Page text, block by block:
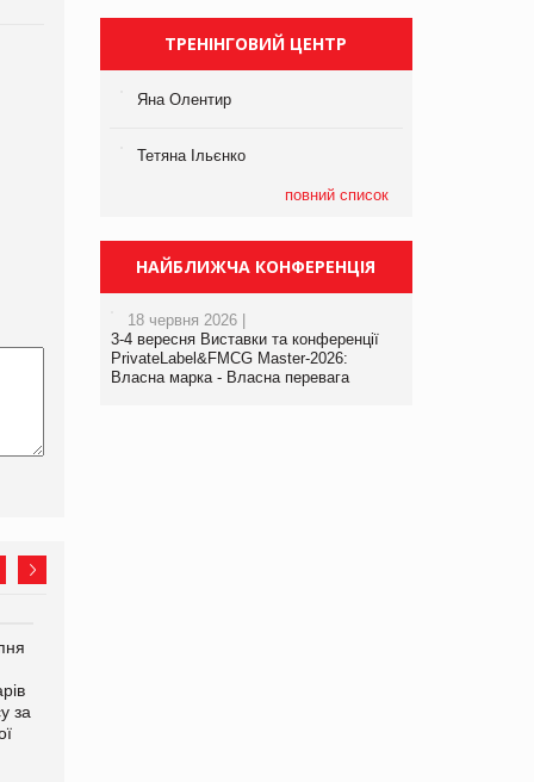
за
ТРЕНІНГОВИЙ ЦЕНТР
Яна Олентир
Тетяна Ільєнко
повний список
НАЙБЛИЖЧА КОНФЕРЕНЦІЯ
18 червня 2026 |
3-4 вересня Виставки та конференції
PrivateLabel&FMCG Master-2026:
Власна марка - Власна перевага